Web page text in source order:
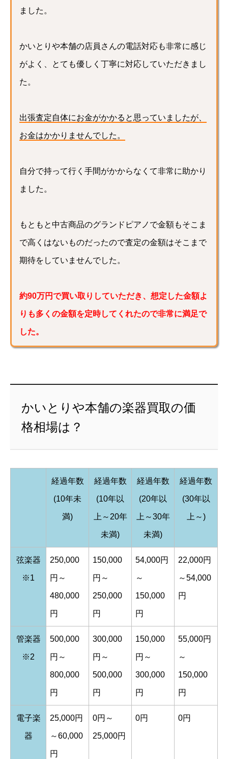
ました。
かいとりや本舗の店員さんの電話対応も非常に感じ
がよく、とても優しく丁寧に対応していただきまし
た。
出張査定自体にお金がかかると思っていましたが、
お金はかかりませんでした。
自分で持って行く手間がかからなくて非常に助かり
ました。
もともと中古商品のグランドピアノで金額もそこま
で高くはないものだったので査定の金額はそこまで
期待をしていませんでした。
約90万円で買い取りしていただき、想定した金額よ
りも多くの金額を定時してくれたので非常に満足で
した。
かいとりや本舗の楽器買取の価
格相場は？
経過年数
(10年未
満)
経過年数
(10年以
上～20年
未満)
経過年数
(20年以
上～30年
未満)
経過年数
(30年以
上～)
弦楽器
※1
250,000
円～
480,000
円
150,000
円～
250,000
円
54,000円
～
150,000
円
22,000円
～54,000
円
管楽器
※2
500,000
円～
800,000
円
300,000
円～
500,000
円
150,000
円～
300,000
円
55,000円
～
150,000
円
電子楽
器
25,000円
～60,000
円
0円～
25,000円
0円 0円